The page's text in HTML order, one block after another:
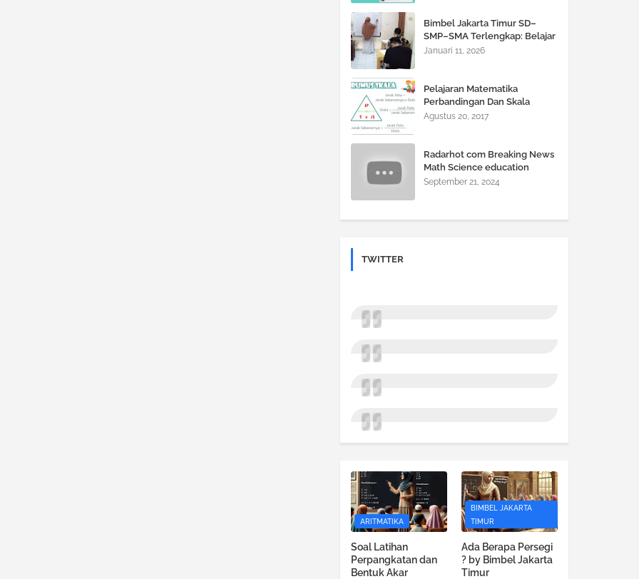
Bimbel Jakarta Timur SD–
SMP–SMA Terlengkap: Belajar
Jadi Gampang, Nilai Auto Naik!
Januari 11, 2026
Pelajaran Matematika
Perbandingan Dan Skala
Agustus 20, 2017
Radarhot com Breaking News
Math Science education
September 21, 2024
TWITTER
ARITMATIKA
Soal Latihan
Perpangkatan dan
Bentuk Akar
BIMBEL JAKARTA
TIMUR
Ada Berapa Persegi
? by Bimbel Jakarta
Timur